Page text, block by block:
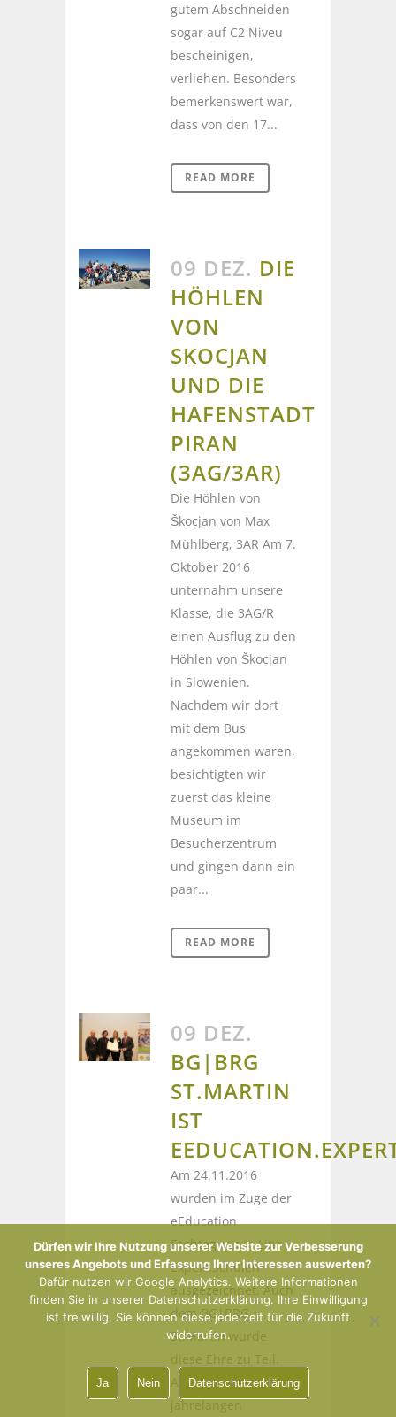
gutem Abschneiden
sogar auf C2 Niveu
bescheinigen,
verliehen. Besonders
bemerkenswert war,
dass von den 17...
READ MORE
09 DEZ. DIE
HÖHLEN
VON
SKOCJAN
UND DIE
HAFENSTADT
PIRAN
(3AG/3AR)
Die Höhlen von
Škocjan von Max
Mühlberg, 3AR Am 7.
Oktober 2016
unternahm unsere
Klasse, die 3AG/R
einen Ausflug zu den
Höhlen von Škocjan
in Slowenien.
Nachdem wir dort
mit dem Bus
angekommen waren,
besichtigten wir
zuerst das kleine
Museum im
Besucherzentrum
und gingen dann ein
paar...
READ MORE
09 DEZ.
BG|BRG
ST.MARTIN
IST
Am 24.11.2016
wurden im Zuge der
eEducation
Fachtagung in Linz
Expert.Schulen
ausgezeichnet. Auch
dem BG|BRG
St.Martin wurde
diese Ehre zu Teil.
Aufgrund der
jahrelangen
Dürfen wir Ihre Nutzung unserer Website zur Verbesserung
unseres Angebots und Erfassung Ihrer Interessen auswerten?
Dafür nutzen wir Google Analytics. Weitere Informationen
finden Sie in unserer Datenschutzerklärung. Ihre Einwilligung
ist freiwillig, Sie können diese jederzeit für die Zukunft
widerrufen.
Ja Nein Datenschutzerklärung